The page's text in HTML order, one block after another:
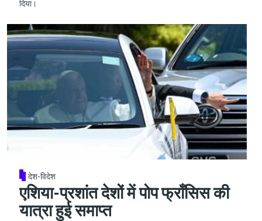
दिया।
देश-विदेश
एशिया-प्रशांत देशों में पोप फ्राँसिस की
यात्रा हुई समाप्त